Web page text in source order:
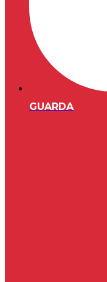
GUARDA